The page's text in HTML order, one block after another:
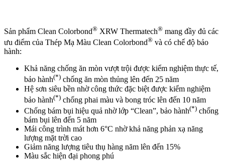
Sản phẩm Clean Colorbond® XRW Thermatech® mang đầy đủ các
ưu điểm của Thép Mạ Màu Clean Colorbond® và có chế độ bảo
hành:
Khả năng chống ăn mòn vượt trội được kiểm nghiệm thực tế,
bảo hành(*) chống ăn mòn thủng lên đến 25 năm
Hệ sơn siêu bền nhờ công thức đặc biệt được kiểm nghiệm
bảo hành(*) chống phai màu và bong tróc lên đến 10 năm
Chống bám bụi hiệu quả nhờ lớp “Clean”, bảo hành(*) chống
bám bụi lên đến 5 năm
Mái công trình mát hơn 6°C nhờ khả năng phản xạ năng
lượng mặt trời cao
Giảm năng lượng tiêu thụ hàng năm lên đến 15%
Màu sắc hiện đại phong phú